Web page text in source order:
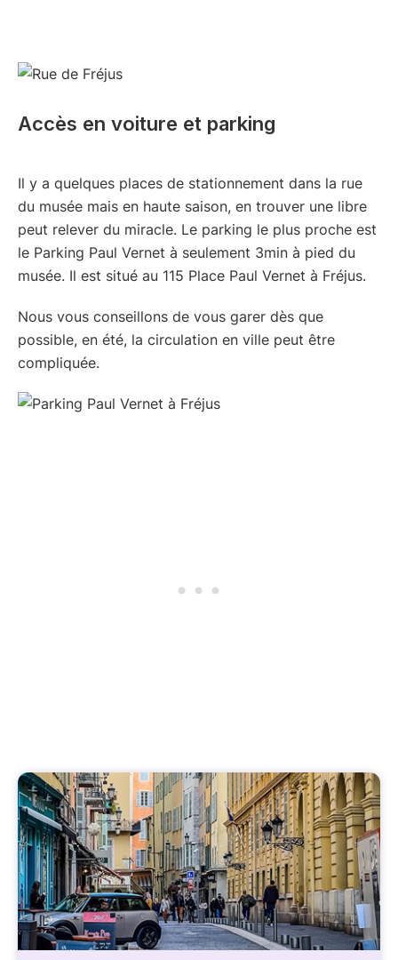
Accès en voiture et parking
Il y a quelques places de stationnement dans la rue
du musée mais en haute saison, en trouver une libre
peut relever du miracle. Le parking le plus proche est
le Parking Paul Vernet à seulement 3min à pied du
musée. Il est situé au 115 Place Paul Vernet à Fréjus.
Nous vous conseillons de vous garer dès que
possible, en été, la circulation en ville peut être
compliquée.